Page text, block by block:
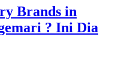
Brands in
? Ini Dia